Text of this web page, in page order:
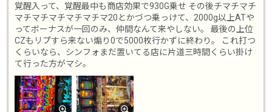
覚醒入って、覚醒最中も商店効果で930G乗せ その後チマチマチ
マチマチマチマチマチマ20とかづつ乗っけて、2000g以上ATや
ってボーナスが一回のみ、仲間なんて来やしない。 最後の上位
CZもリプすら来ない煽り0で5000枚行かずに終わり。 これ打つ
くらいなら、シンフォまだ置いてる店に片道三時間くらい掛け
て行った方がマシ。